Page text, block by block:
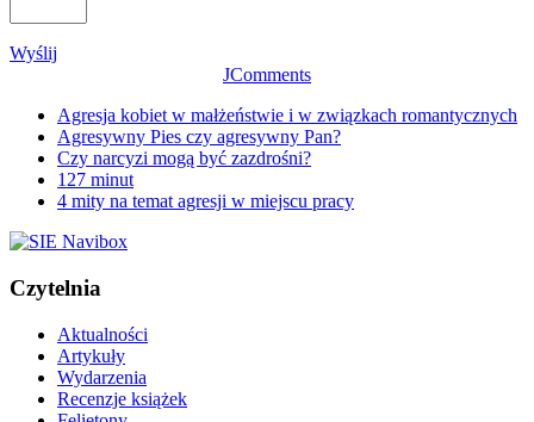
Wyślij
JComments
Agresja kobiet w małżeństwie i w związkach romantycznych
Agresywny Pies czy agresywny Pan?
Czy narcyzi mogą być zazdrośni?
127 minut
4 mity na temat agresji w miejscu pracy
Czytelnia
Aktualności
Artykuły
Wydarzenia
Recenzje książek